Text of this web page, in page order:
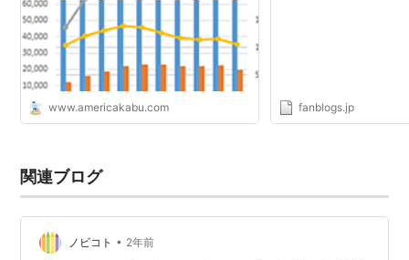
www.americakabu.com fanblogs.jp
関連ブログ
ノビコト • 2年前